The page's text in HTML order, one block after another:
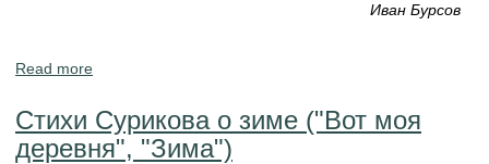
Иван Бурсов
Read more
Стихи Сурикова о зиме ("Вот моя
деревня", "Зима")